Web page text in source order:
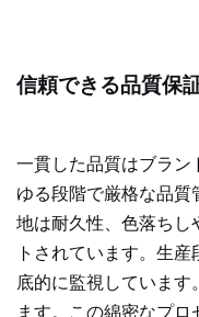
信頼できる品質保
一貫した品質はブラン
ゆる段階で厳格な品
地は耐久性、色落ちし
トされています。生
底的に監視していま
ます。この綿密なプ